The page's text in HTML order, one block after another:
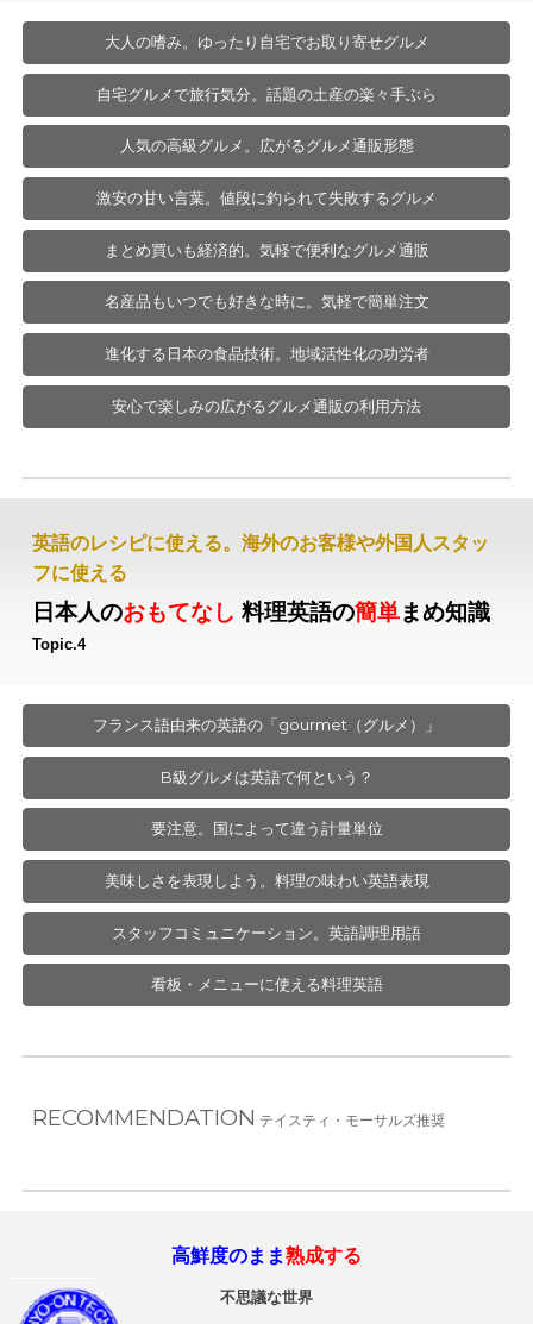
大人の嗜み。ゆったり自宅でお取り寄せグルメ
自宅グルメで旅行気分。話題の土産の楽々手ぶら
人気の高級グルメ。広がるグルメ通販形態
激安の甘い言葉。値段に釣られて失敗するグルメ
まとめ買いも経済的。気軽で便利なグルメ通販
名産品もいつでも好きな時に。気軽で簡単注文
進化する日本の食品技術。地域活性化の功労者
安心で楽しみの広がるグルメ通販の利用方法
英語のレシピに使える。海外のお客様や外国人スタッ
フに使える
日本人のおもてなし 料理英語の簡単まめ知識
Topic.4
フランス語由来の英語の「gourmet（グルメ）」
B級グルメは英語で何という？
要注意。国によって違う計量単位
美味しさを表現しよう。料理の味わい英語表現
スタッフコミュニケーション。英語調理用語
看板・メニューに使える料理英語
RECOMMENDATION テイスティ・モーサルズ推奨
高鮮度のまま熟成する
不思議な世界